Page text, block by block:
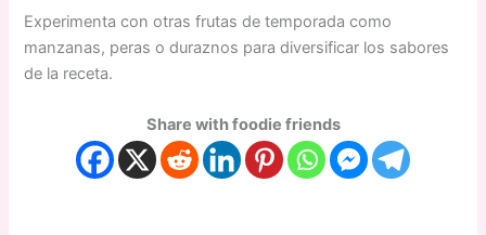
Experimenta con otras frutas de temporada como
manzanas, peras o duraznos para diversificar los sabores
de la receta.
Share with foodie friends